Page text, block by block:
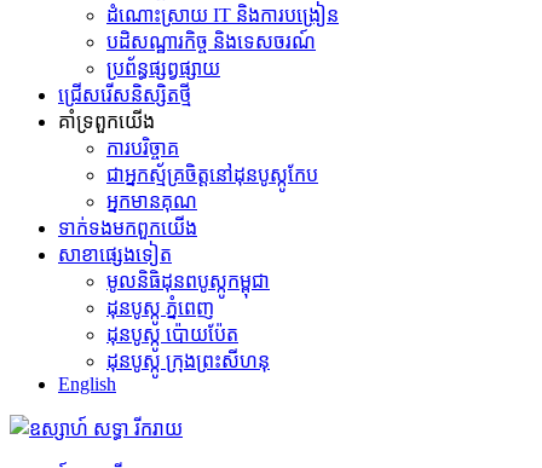
ដំណោះស្រាយ IT និងការបង្រៀន
បដិសណ្ឋារកិច្ច និងទេសចរណ៍
ប្រព័ន្ធផ្សព្វផ្សាយ
ជ្រើសរើសនិស្សិតថ្មី
គាំទ្រពួកយើង
ការបរិច្ចាគ
ជាអ្នកស្ម័គ្រចិត្តនៅដុនបូស្កូកែប
អ្នកមានគុណ
ទាក់ទង​មក​ពួក​យើង
សាខាផ្សេងទៀត
មូលនិធិដុនពបូស្កូកម្ពុជា
ដុនបូស្កូ ភ្នំពេញ
ដុនបូស្កូ ប៉ោយប៉ែត
ដុនបូស្កូ ក្រុងព្រះសីហនុ
English